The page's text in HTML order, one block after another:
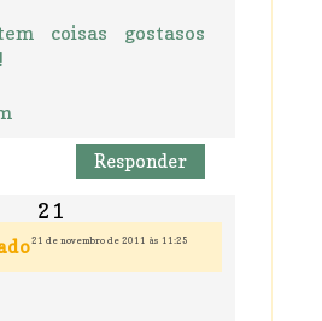
coisas gostasos
Responder
21 de novembro de 2011 às 11:25